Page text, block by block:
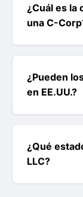
¿Cuál es la
una C-
¿Pueden
en EE.UU.?
¿Qué
LLC?